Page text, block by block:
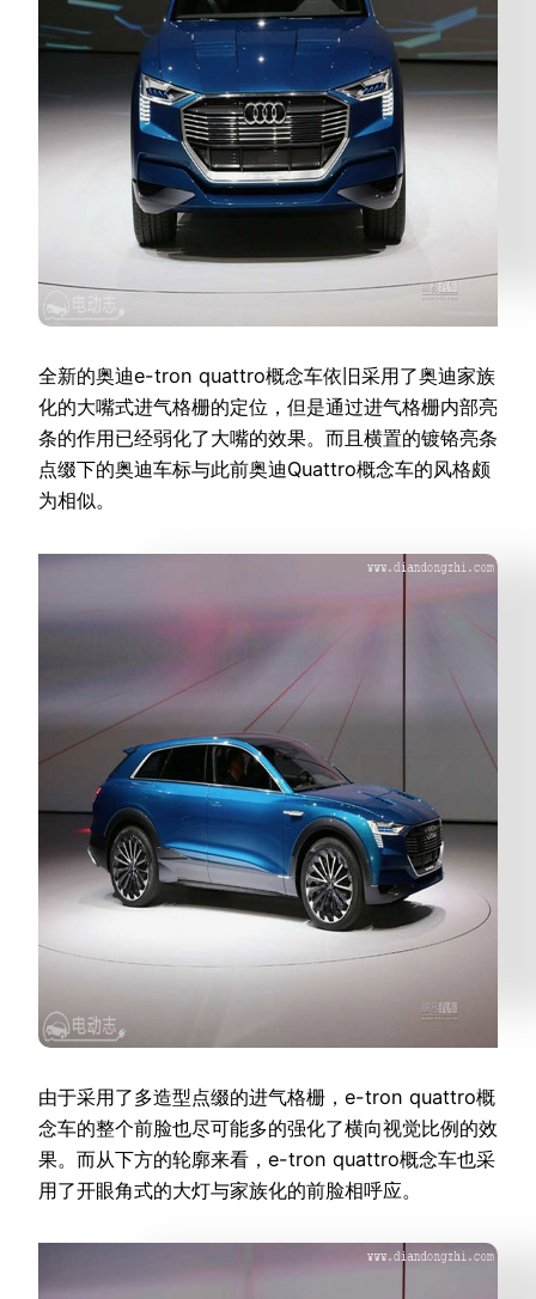
全新的奥迪e-tron quattro概念车依旧采用了奥迪家族
化的大嘴式进气格栅的定位，但是通过进气格栅内部亮
条的作用已经弱化了大嘴的效果。而且横置的镀铬亮条
点缀下的奥迪车标与此前奥迪Quattro概念车的风格颇
为相似。
由于采用了多造型点缀的进气格栅，e-tron quattro概
念车的整个前脸也尽可能多的强化了横向视觉比例的效
果。而从下方的轮廓来看，e-tron quattro概念车也采
用了开眼角式的大灯与家族化的前脸相呼应。